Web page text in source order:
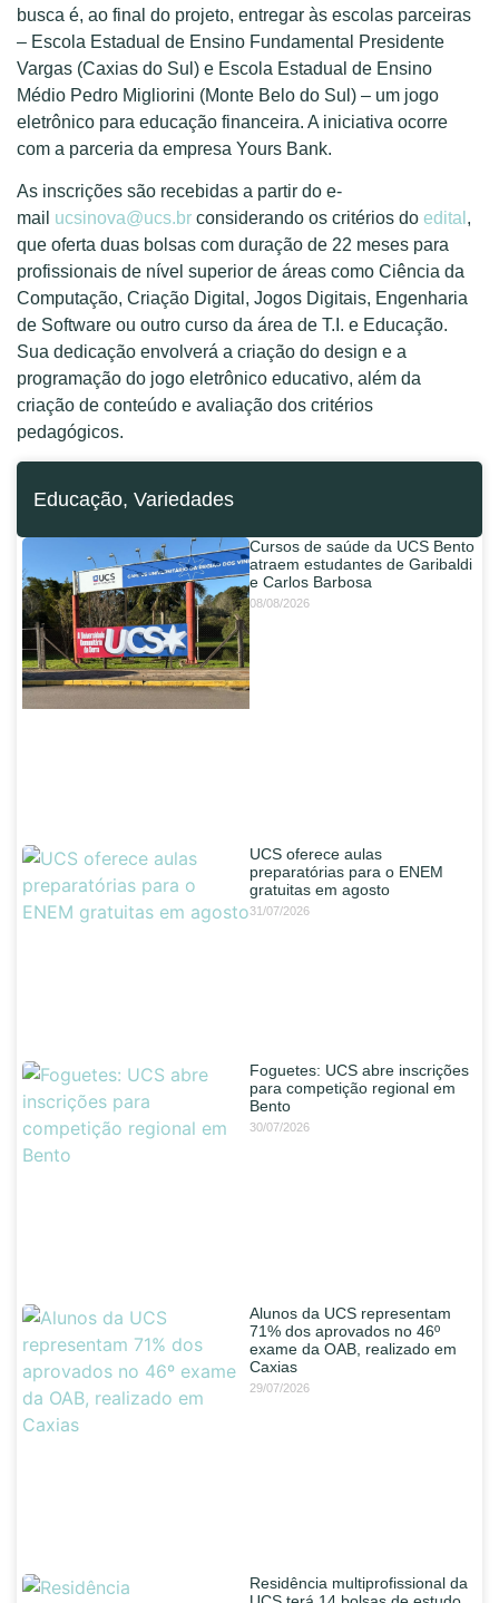
busca é, ao final do projeto, entregar às escolas parceiras
– Escola Estadual de Ensino Fundamental Presidente
Vargas (Caxias do Sul) e Escola Estadual de Ensino
Médio Pedro Migliorini (Monte Belo do Sul) – um jogo
eletrônico para educação financeira. A iniciativa ocorre
com a parceria da empresa Yours Bank.
As inscrições são recebidas a partir do e-
mail ucsinova@ucs.br considerando os critérios do edital ,
que oferta duas bolsas com duração de 22 meses para
profissionais de nível superior de áreas como Ciência da
Computação, Criação Digital, Jogos Digitais, Engenharia
de Software ou outro curso da área de T.I. e Educação.
Sua dedicação envolverá a criação do design e a
programação do jogo eletrônico educativo, além da
criação de conteúdo e avaliação dos critérios
pedagógicos.
Educação, Variedades
Cursos de saúde da UCS Bento
atraem estudantes de Garibaldi
e Carlos Barbosa
08/08/2026
UCS oferece aulas
preparatórias para o ENEM
gratuitas em agosto
31/07/2026
Foguetes: UCS abre inscrições
para competição regional em
Bento
30/07/2026
Alunos da UCS representam
71% dos aprovados no 46º
exame da OAB, realizado em
Caxias
29/07/2026
Residência multiprofissional da